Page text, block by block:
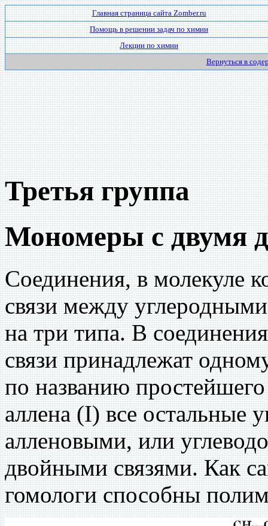
Главная страница сайта Zomber.ru
Помощь в решении задач по химии
Лекции по химии
Вернуться в
Третья группа
Мономеры с двумя
Соединения, в молекуле
связи между
на три типа. В
связи принадлежат
по названию
аллена (I) все остальные
алленовыми, или
двойными связями. Как
гомологи способны